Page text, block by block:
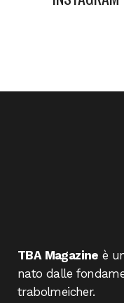
TBA Magazine è
nato dalle
trabolmeicher.